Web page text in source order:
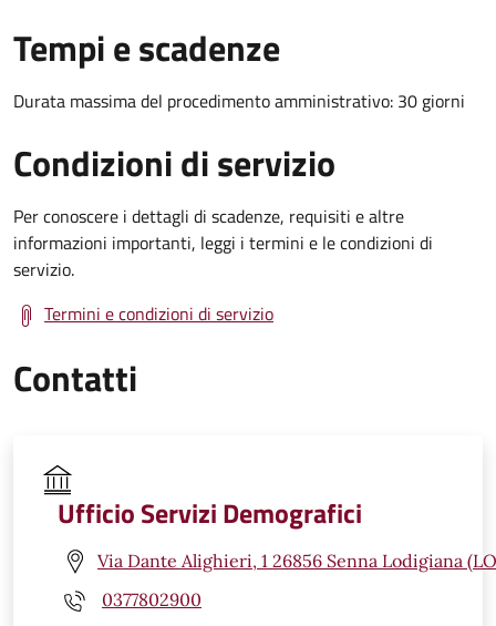
Tempi e scadenze
Durata massima del procedimento amministrativo: 30 giorni
Condizioni di servizio
Per conoscere i dettagli di scadenze, requisiti e altre
informazioni importanti, leggi i termini e le condizioni di
servizio.
Termini e condizioni di servizio
Contatti
Ufficio Servizi Demografici
Via Dante Alighieri, 1 26856 Senna Lodigiana
0377802900